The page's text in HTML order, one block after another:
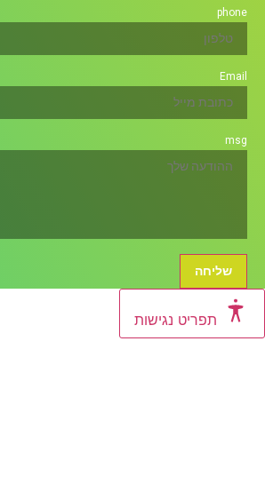
שליחה
תפריט נגישות